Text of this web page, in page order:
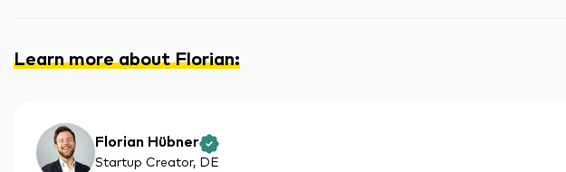
Learn more about Florian:
Florian Hübner
Startup Creator, DE